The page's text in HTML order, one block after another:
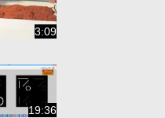
3:09
19:36